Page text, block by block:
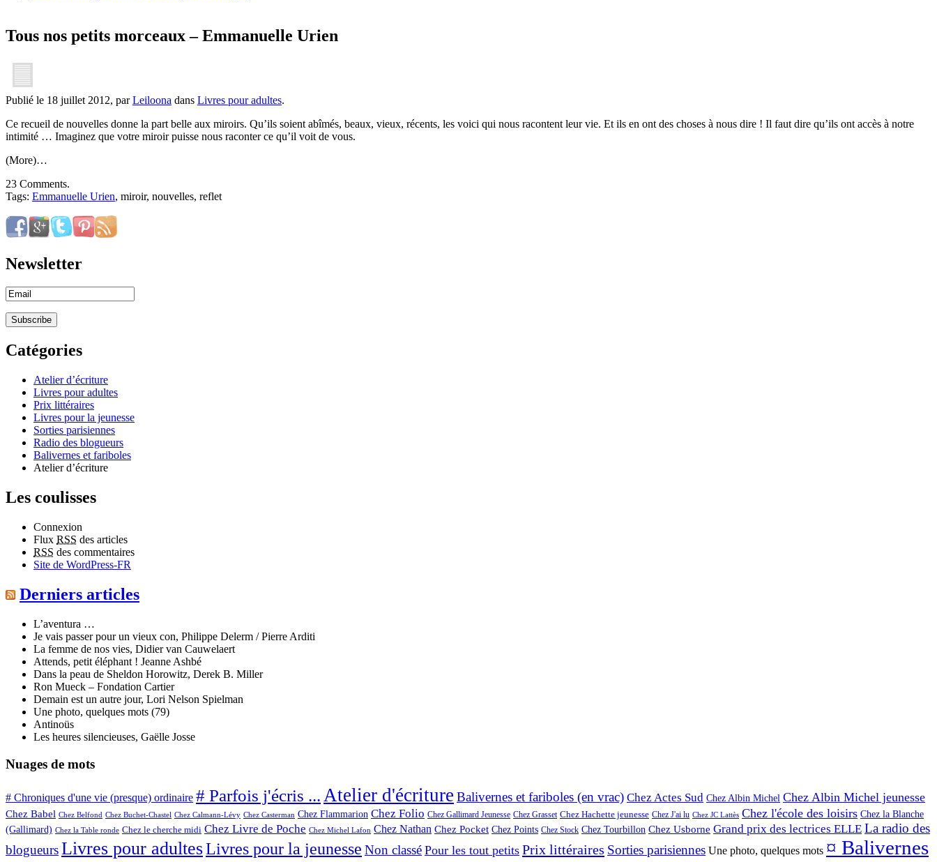
Tous nos petits morceaux – Emmanuelle Urien
Publié le 18 juillet 2012, parLeiloona dans Livres pour adultes.
Ce recueil de nouvelles donne la part belle aux miroirs. Qu’ils soient abîmés, beaux, vieux, récents, les voici qui nous racontent leur vie. Et ils en ont des choses à nous dire ! Il faut dire qu’ils ont accès à notre
intimité … Imaginez que votre miroir puisse nous raconter ce qu’il voit de vous.
(More)…
23 Comments.
Tags: Emmanuelle Urien, miroir, nouvelles, reflet
Newsletter
Catégories
Atelier d’écriture
Livres pour adultes
Prix littéraires
Livres pour la jeunesse
Sorties parisiennes
Radio des blogueurs
Balivernes et fariboles
Atelier d’écriture
Les coulisses
Connexion
Flux RSS des articles
RSS des commentaires
Site de WordPress-FR
Derniers articles
L’aventura …
Je vais passer pour un vieux con, Philippe Delerm / Pierre Arditi
La femme de nos vies, Didier van Cauwelaert
Attends, petit éléphant ! Jeanne Ashbé
Dans la peau de Sheldon Horowitz, Derek B. Miller
Ron Mueck – Fondation Cartier
Demain est un autre jour, Lori Nelson Spielman
Une photo, quelques mots (79)
Antinoüs
Les heures silencieuses, Gaëlle Josse
Nuages de mots
# Chroniques d'une vie (presque) ordinaire # Parfois j'écris ...Atelier d'écriture Balivernes et fariboles (en vrac) Chez Actes Sud Chez Albin Michel Chez Albin Michel jeunesse
Chez Babel Chez Belfond Chez Buchet-Chastel Chez Calmann-Lévy Chez Casterman Chez Flammarion Chez Folio Chez Gallimard Jeunesse Chez Grasset Chez Hachette jeunesse Chez J'ai lu Chez JC Lattès Chez l'école des loisirs Chez la Blanche
(Gallimard) Chez la Table ronde Chez le cherche midi Chez Livre de Poche Chez Michel Lafon Chez Nathan Chez Pocket Chez Points Chez Stock Chez Tourbillon Chez Usborne Grand prix des lectrices ELLE La radio des
blogueursLivres pour adultesLivres pour la jeunesse Non classé Pour les tout petits Prix littéraires Sorties parisiennes Une photo, quelques mots ¤ Balivernes